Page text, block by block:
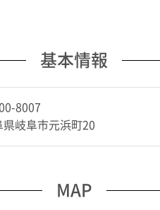
基本情報
8007
県岐阜市元浜町20
MAP